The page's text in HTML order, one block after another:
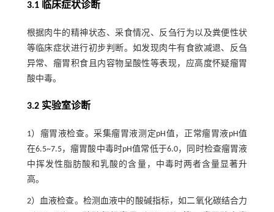
3.1 临床症状诊断
根据肉牛的精神状态、采食情况、反刍行为以及粪便性状
等临床症状进行初步判断。如发现肉牛有食欲减退、反刍
异常、瘤胃积食且内容物呈酸性等表现，应高度怀疑瘤胃
酸中毒。
3.2 实验室诊断
1）瘤胃液检查。采集瘤胃液测定pH值，正常瘤胃液pH值
在6.5~7.5，瘤胃酸中毒时pH值常低于6.0，同时检查瘤胃液
中挥发性脂肪酸和乳酸的含量，中毒时两者含量显著升
高。
2）血液检查。检测血液中的酸碱指标，如二氧化碳结合力